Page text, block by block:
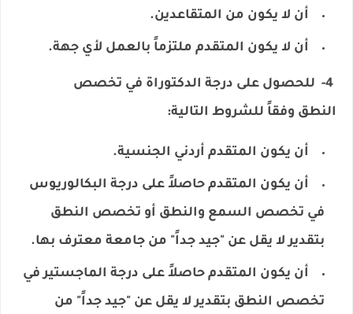
أن لا يكون من المتقاعدين.
أن لا يكون المتقدم ملتزماً بالعمل لأي جهة.
4- للحصول على درجة الدكتوراة في تخصص
النطق وفقاً للشروط التالية:
أن يكون المتقدم أردني الجنسية.
أن يكون المتقدم حاصلاً على درجة البكالوريوس
في تخصص السمع والنطق أو تخصص النطق
بتقدير لا يقل عن "جيد جداً" من جامعة معترف بها.
أن يكون المتقدم حاصلاً على درجة الماجستير في
تخصص النطق بتقدير لا يقل عن "جيد جداً" من